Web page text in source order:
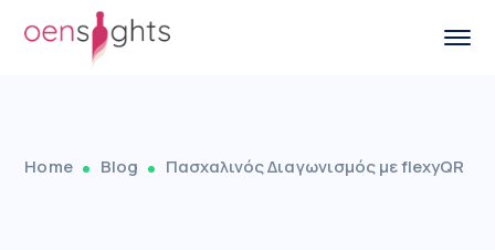
Home Blog Πασχαλινός Διαγωνισμός με flexyQR